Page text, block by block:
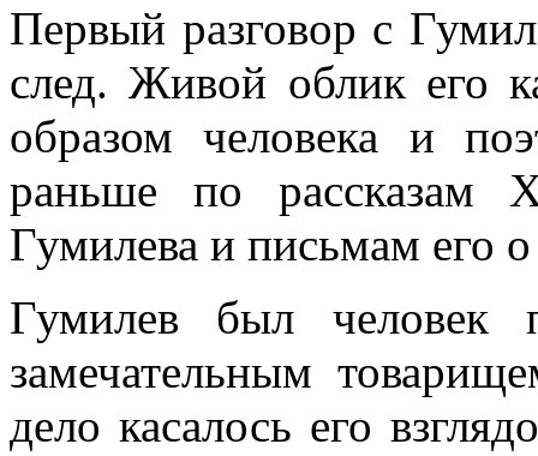
Первый разговор с
след. Живой облик его
образом человека и
раньше по рассказам
Гумилева и письмам его
Гумилев был
замечательным
дело касалось его